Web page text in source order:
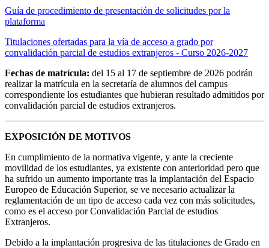
Guía de procedimiento de presentación de solicitudes por la
plataforma
Titulaciones ofertadas para la vía de acceso a grado por
convalidación parcial de estudios extranjeros - Curso 2026-2027
Fechas de matrícula: del 15 al 17 de septiembre de 2026 podrán
realizar la matrícula en la secretaría de alumnos del campus
correspondiente los estudiantes que hubieran resultado admitidos por
convalidación parcial de estudios extranjeros.
EXPOSICIÓN DE MOTIVOS
En cumplimiento de la normativa vigente, y ante la creciente
movilidad de los estudiantes, ya existente con anterioridad pero que
ha sufrido un aumento importante tras la implantación del Espacio
Europeo de Educación Superior, se ve necesario actualizar la
reglamentación de un tipo de acceso cada vez con más solicitudes,
como es el acceso por Convalidación Parcial de estudios
Extranjeros.
Debido a la implantación progresiva de las titulaciones de Grado en